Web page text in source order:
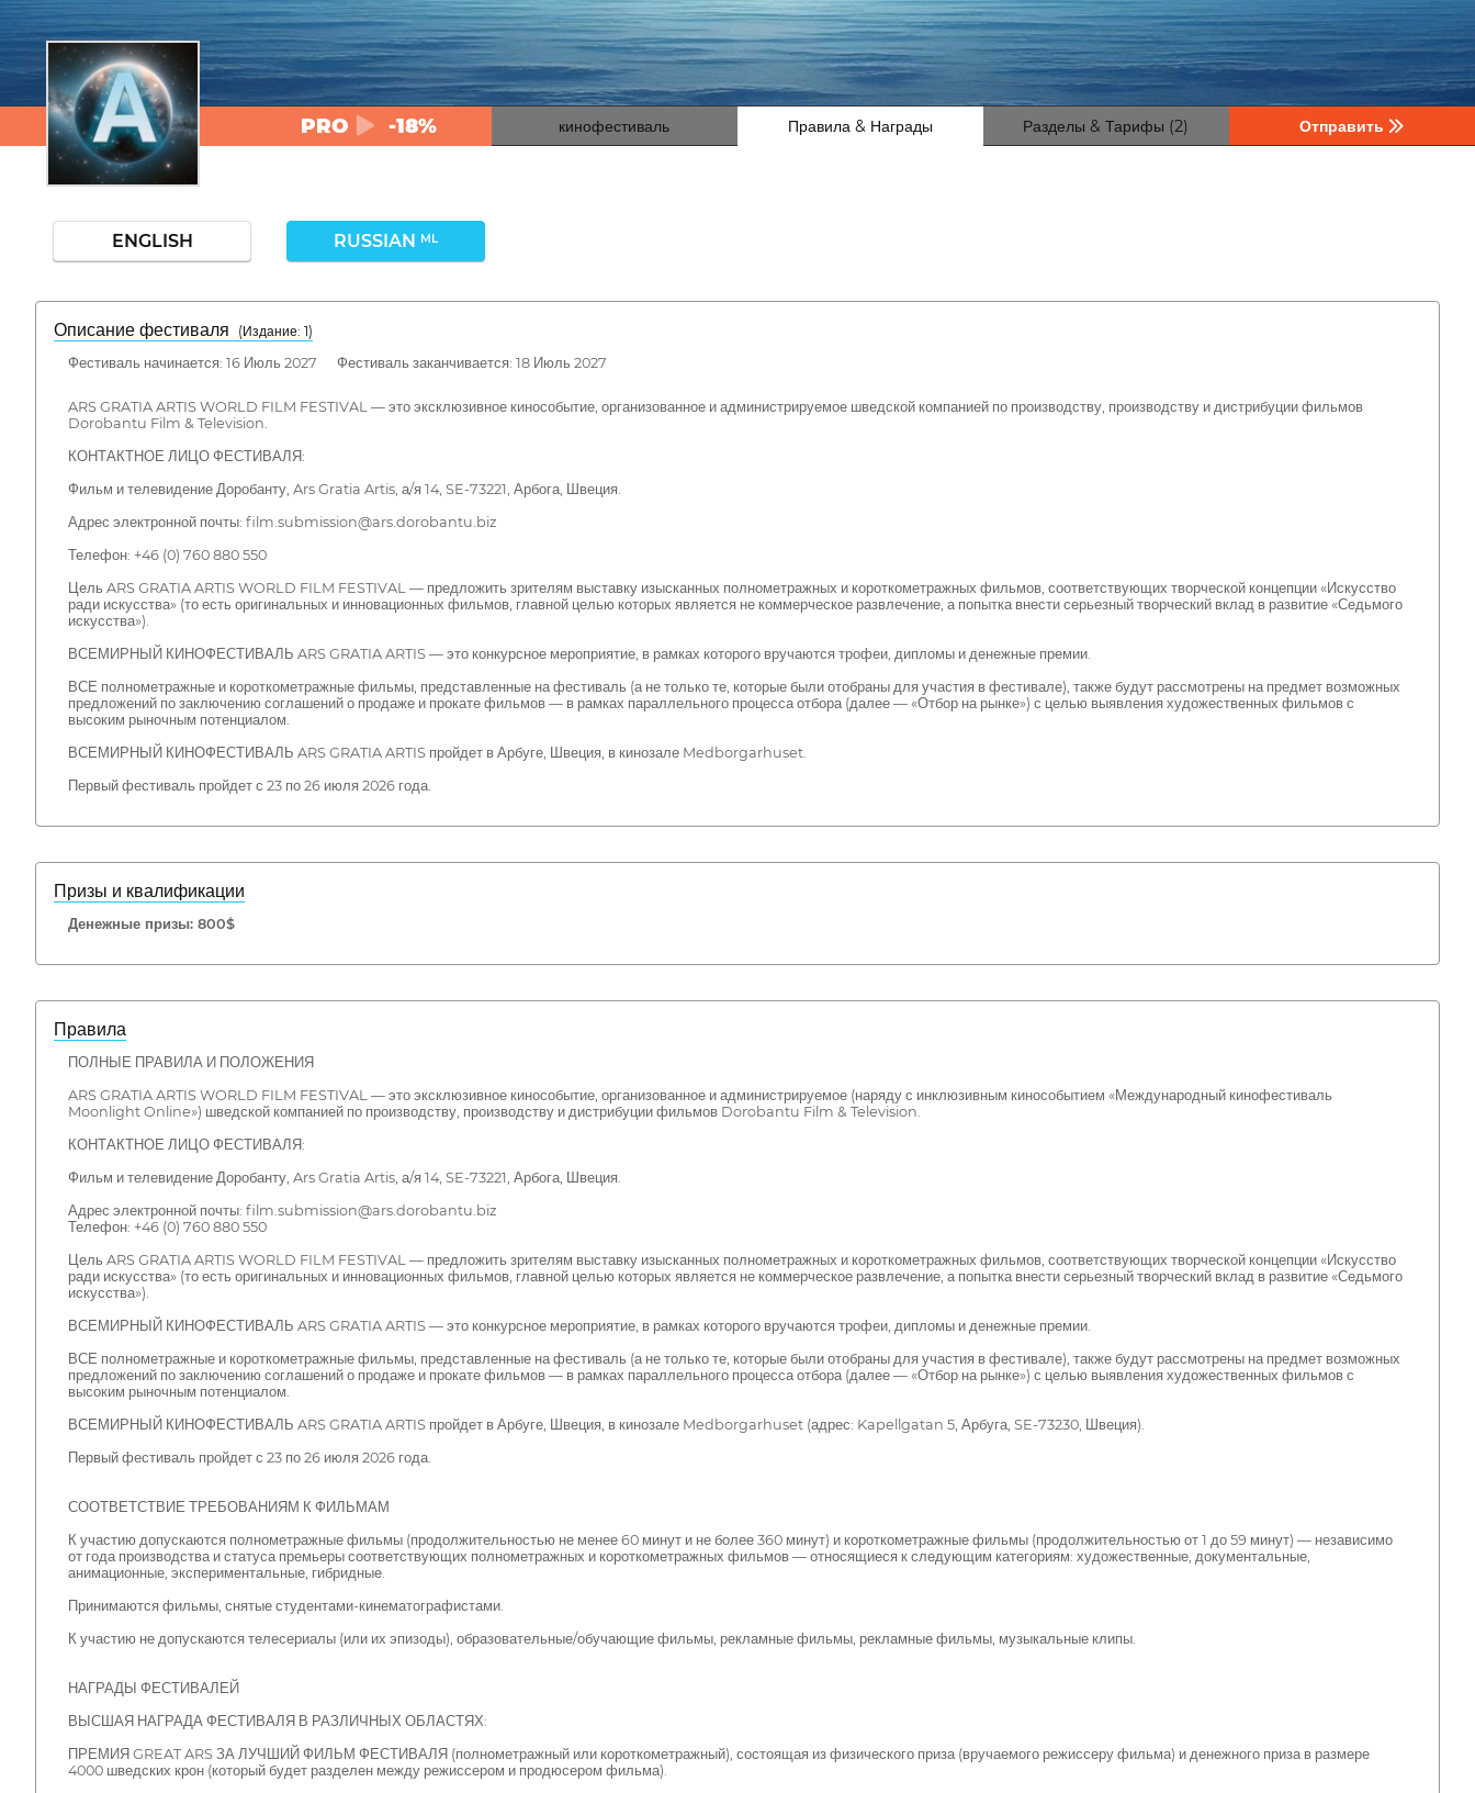
PRO -18% кинофестиваль Правила & Награды Разделы & Тарифы (2) Отправить
ENGLISH RUSSIAN ML
Описание фестиваля
( Издание: 1)
Фестиваль начинается: 16 Июль 2027 Фестиваль заканчивается: 18 Июль 2027
ARS GRATIA ARTIS WORLD FILM FESTIVAL — это эксклюзивное кинособытие, организованное и администрируемое шведской компанией по производству, производству и дистрибуции фильмов
Dorobantu Film & Television.
КОНТАКТНОЕ ЛИЦО ФЕСТИВАЛЯ:
Фильм и телевидение Доробанту, Ars Gratia Artis, а/я 14, SE-73221, Арбога, Швеция.
Адрес электронной почты: film.submission@ars.dorobantu.biz
Телефон: +46 (0) 760 880 550
Цель ARS GRATIA ARTIS WORLD FILM FESTIVAL — предложить зрителям выставку изысканных полнометражных и короткометражных фильмов, соответствующих творческой концепции «Искусство
ради искусства» (то есть оригинальных и инновационных фильмов, главной целью которых является не коммерческое развлечение, а попытка внести серьезный творческий вклад в развитие «Седьмого
искусства»).
ВСЕМИРНЫЙ КИНОФЕСТИВАЛЬ ARS GRATIA ARTIS — это конкурсное мероприятие, в рамках которого вручаются трофеи, дипломы и денежные премии.
ВСЕ полнометражные и короткометражные фильмы, представленные на фестиваль (а не только те, которые были отобраны для участия в фестивале), также будут рассмотрены на предмет возможных
предложений по заключению соглашений о продаже и прокате фильмов — в рамках параллельного процесса отбора (далее — «Отбор на рынке») с целью выявления художественных фильмов с
высоким рыночным потенциалом.
ВСЕМИРНЫЙ КИНОФЕСТИВАЛЬ ARS GRATIA ARTIS пройдет в Арбуге, Швеция, в кинозале Medborgarhuset.
Первый фестиваль пройдет с 23 по 26 июля 2026 года.
Призы и квалификации
Денежные призы: 800$
Правила
ПОЛНЫЕ ПРАВИЛА И ПОЛОЖЕНИЯ
ARS GRATIA ARTIS WORLD FILM FESTIVAL — это эксклюзивное кинособытие, организованное и администрируемое (наряду с инклюзивным кинособытием «Международный кинофестиваль
Moonlight Online») шведской компанией по производству, производству и дистрибуции фильмов Dorobantu Film & Television.
КОНТАКТНОЕ ЛИЦО ФЕСТИВАЛЯ:
Фильм и телевидение Доробанту, Ars Gratia Artis, а/я 14, SE-73221, Арбога, Швеция.
Адрес электронной почты: film.submission@ars.dorobantu.biz
Телефон: +46 (0) 760 880 550
Цель ARS GRATIA ARTIS WORLD FILM FESTIVAL — предложить зрителям выставку изысканных полнометражных и короткометражных фильмов, соответствующих творческой концепции «Искусство
ради искусства» (то есть оригинальных и инновационных фильмов, главной целью которых является не коммерческое развлечение, а попытка внести серьезный творческий вклад в развитие «Седьмого
искусства»).
ВСЕМИРНЫЙ КИНОФЕСТИВАЛЬ ARS GRATIA ARTIS — это конкурсное мероприятие, в рамках которого вручаются трофеи, дипломы и денежные премии.
ВСЕ полнометражные и короткометражные фильмы, представленные на фестиваль (а не только те, которые были отобраны для участия в фестивале), также будут рассмотрены на предмет возможных
предложений по заключению соглашений о продаже и прокате фильмов — в рамках параллельного процесса отбора (далее — «Отбор на рынке») с целью выявления художественных фильмов с
высоким рыночным потенциалом.
ВСЕМИРНЫЙ КИНОФЕСТИВАЛЬ ARS GRATIA ARTIS пройдет в Арбуге, Швеция, в кинозале Medborgarhuset (адрес: Kapellgatan 5, Арбуга, SE-73230, Швеция).
Первый фестиваль пройдет с 23 по 26 июля 2026 года.
СООТВЕТСТВИЕ ТРЕБОВАНИЯМ К ФИЛЬМАМ
К участию допускаются полнометражные фильмы (продолжительностью не менее 60 минут и не более 360 минут) и короткометражные фильмы (продолжительностью от 1 до 59 минут) — независимо
от года производства и статуса премьеры соответствующих полнометражных и короткометражных фильмов — относящиеся к следующим категориям: художественные, документальные,
анимационные, экспериментальные, гибридные.
Принимаются фильмы, снятые студентами-кинематографистами.
К участию не допускаются телесериалы (или их эпизоды), образовательные/обучающие фильмы, рекламные фильмы, рекламные фильмы, музыкальные клипы.
НАГРАДЫ ФЕСТИВАЛЕЙ
ВЫСШАЯ НАГРАДА ФЕСТИВАЛЯ В РАЗЛИЧНЫХ ОБЛАСТЯХ:
ПРЕМИЯ GREAT ARS ЗА ЛУЧШИЙ ФИЛЬМ ФЕСТИВАЛЯ (полнометражный или короткометражный), состоящая из физического приза (вручаемого режиссеру фильма) и денежного приза в размере
4000 шведских крон (который будет разделен между режиссером и продюсером фильма).